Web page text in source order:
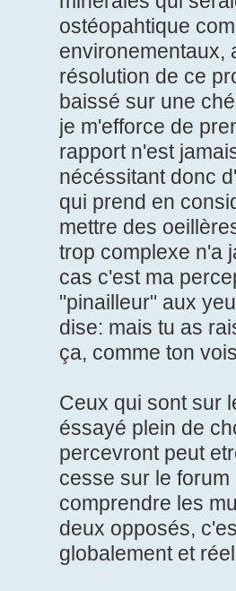
ostéopahtique
environementaux,
résolution de ce
baissé sur une
je m'efforce de
rapport n'est
nécéssitant donc
qui prend en
mettre des
trop complexe n'a
cas c'est ma
"pinailleur" aux
dise: mais tu as
ça, comme ton
Ceux qui sont sur
éssayé plein de
percevront peut
cesse sur le
comprendre les
deux opposés,
globalement et